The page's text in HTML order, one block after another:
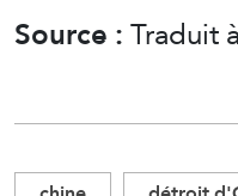
Source :Traduit